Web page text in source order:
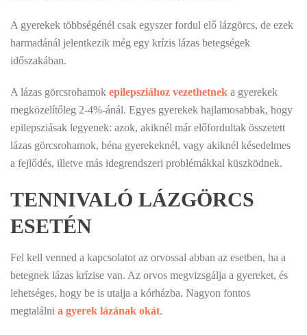
A gyerekek többségénél csak egyszer fordul elő lázgörcs, de ezek
harmadánál jelentkezik még egy krízis lázas betegségek
időszakában.
A lázas görcsrohamok epilepsziához vezethetnek a gyerekek
megközelítőleg 2-4%-ánál. Egyes gyerekek hajlamosabbak, hogy
epilepsziásak legyenek: azok, akiknél már előfordultak összetett
lázas görcsrohamok, béna gyerekeknél, vagy akiknél késedelmes
a fejlődés, illetve más idegrendszeri problémákkal küszködnek.
TENNIVALÓ LÁZGÖRCS
ESETÉN
Fel kell venned a kapcsolatot az orvossal abban az esetben, ha a
betegnek lázas krízise van. Az orvos megvizsgálja a gyereket, és
lehetséges, hogy be is utalja a kórházba. Nagyon fontos
megtalálni a gyerek lázának okát.